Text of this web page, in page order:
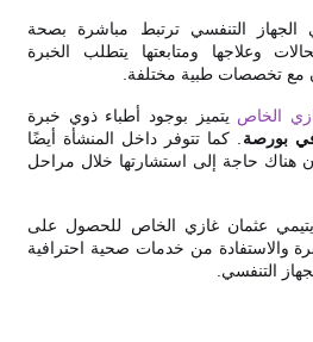
التنفسي ترتبط مباشرة بصحة
وعلاجها ومتابعتها يتطلب الخبرة
مع تخصصات طبية مختلفة.
الخاص يتميز بوجود أطباء ذوي خبرة
بورصة . كما تتوفر داخل المنشأة أيضًا
هناك حاجة إلى استشارتها خلال مراحل
عثمان غازي الخاص للحصول على
والاستفادة من خدمات صحية احترافية
التنفسي.